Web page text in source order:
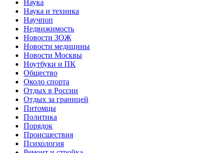
Наука
Наука и техника
Научпоп
Недвижимость
Новости ЗОЖ
Новости медицины
Новости Москвы
Ноутбуки и ПК
Общество
Около спорта
Отдых в России
Отдых за границей
Питомцы
Политика
Порядок
Происшествия
Психология